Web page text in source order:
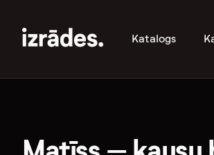
Katalogs